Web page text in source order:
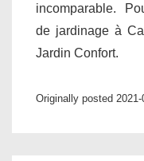
incomparable.
de jardinage à
Jardin Confort.
Originally posted 2021-